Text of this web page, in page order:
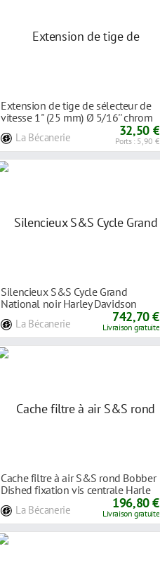
Extension de tige de sélecteur de
vitesse 1'' (25 mm) Ø 5/16'' chrom
La Bécanerie 32,50 €
Ports : 5,90 €
Silencieux S&S Cycle Grand
National noir Harley Davidson
La Bécanerie 742,70 €
Livraison gratuite
Cache filtre à air S&S rond Bobber
Dished fixation vis centrale Harle
La Bécanerie 196,80 €
Livraison gratuite